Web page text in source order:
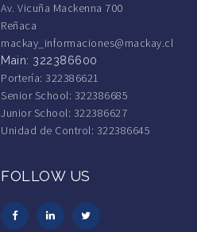
Av. Vicuña Mackenna 700
Reñaca
mackay_informaciones@mackay.cl
Main: 322386600
Portería: 322386621
Senior School: 322386685
Junior School: 322386627
Unidad de Control: 322386645
FOLLOW US